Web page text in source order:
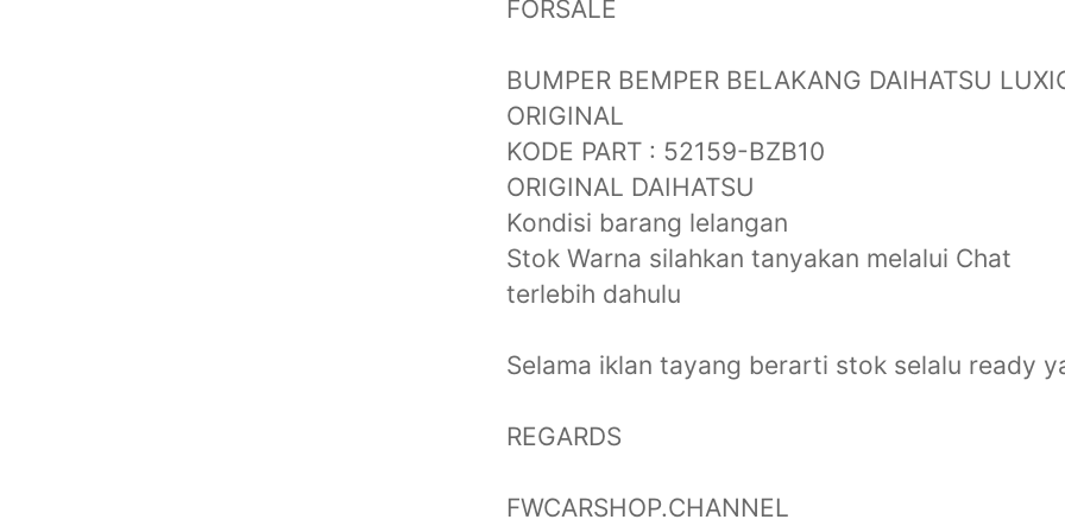
FORSALE
BUMPER BEMPER BELAKANG DAIHATSU
ORIGINAL
KODE PART : 52159-BZB10
ORIGINAL DAIHATSU
Kondisi barang lelangan
Stok Warna silahkan tanyakan melalui Chat
terlebih dahulu
Selama iklan tayang berarti stok selalu ready
REGARDS
FWCARSHOP.CHANNEL